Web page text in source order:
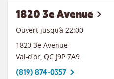
1820 3e Avenue
Ouvert jusqu’à 22:00
1820 3e Avenue
Val-d'or, QC J9P 7A9
(819) 874-0357